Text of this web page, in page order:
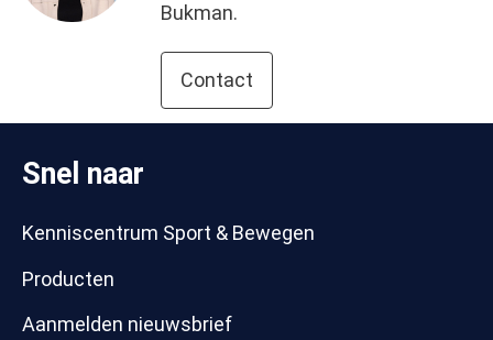
Bukman.
Contact
Snel naar
Kenniscentrum Sport & Bewegen
Producten
Aanmelden nieuwsbrief